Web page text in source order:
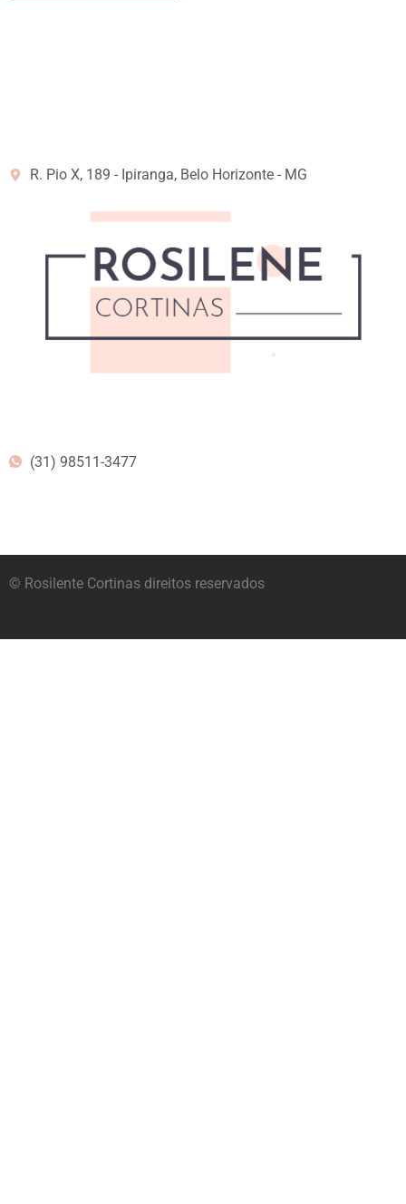
R. Pio X, 189 - Ipiranga, Belo Horizonte - MG
(31) 98511-3477
© Rosilente Cortinas direitos reservados